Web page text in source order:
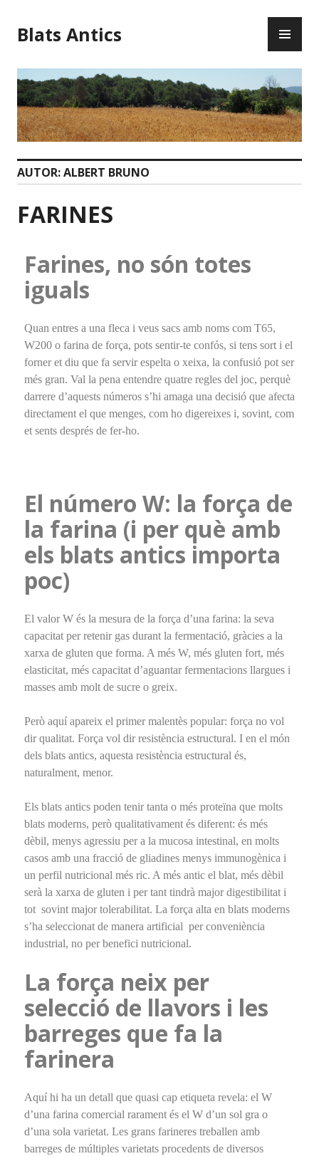
Blats Antics
AUTOR:ALBERT BRUNO
FARINES
Farines, no són totes
iguals
Quan entres a una fleca i veus sacs amb noms com T65,
W200 o farina de força, pots sentir-te confós, si tens sort i el
forner et diu que fa servir espelta o xeixa, la confusió pot ser
més gran. Val la pena entendre quatre regles del joc, perquè
darrere d’aquests números s’hi amaga una decisió que afecta
directament el que menges, com ho digereixes i, sovint, com
et sents després de fer-ho.
El número W: la força de
la farina (i per què amb
els blats antics importa
poc)
El valor W és la mesura de la força d’una farina: la seva
capacitat per retenir gas durant la fermentació, gràcies a la
xarxa de gluten que forma. A més W, més gluten fort, més
elasticitat, més capacitat d’aguantar fermentacions llargues i
masses amb molt de sucre o greix.
Però aquí apareix el primer malentès popular: força no vol
dir qualitat. Força vol dir resistència estructural. I en el món
dels blats antics, aquesta resistència estructural és,
naturalment, menor.
Els blats antics poden tenir tanta o més proteïna que molts
blats moderns, però qualitativament és diferent: és més
dèbil, menys agressiu per a la mucosa intestinal, en molts
casos amb una fracció de gliadines menys immunogènica i
un perfil nutricional més ric. A més antic el blat, més dèbil
serà la xarxa de gluten i per tant tindrà major digestibilitat i
tot sovint major tolerabilitat. La força alta en blats moderns
s’ha seleccionat de manera artificial per conveniència
industrial, no per benefici nutricional.
La força neix per
selecció de llavors i les
barreges que fa la
farinera
Aquí hi ha un detall que quasi cap etiqueta revela: el W
d’una farina comercial rarament és el W d’un sol gra o
d’una sola varietat. Les grans farineres treballen amb
barreges de múltiples varietats procedents de diversos